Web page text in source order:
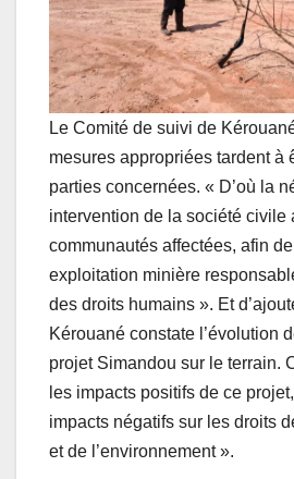
Le Comité de suivi de
mesures appropriées tardent à
parties concernées. « D’où la
intervention de la société civile
communautés affectées, afin
exploitation minière
des droits humains ». Et
Kérouané constate l’évolution
projet Simandou sur le terrain.
les impacts positifs de ce
impacts négatifs sur les droits
et de l’environnement ».